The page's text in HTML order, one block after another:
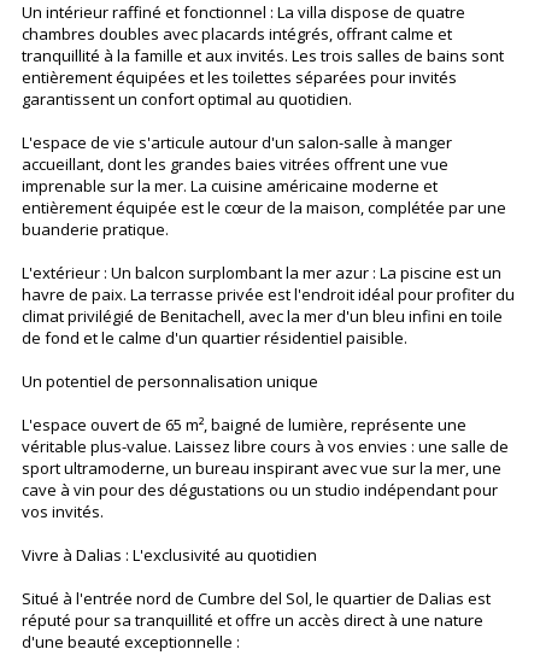
Un intérieur raffiné et fonctionnel : La villa dispose de quatre
chambres doubles avec placards intégrés, offrant calme et
tranquillité à la famille et aux invités. Les trois salles de bains sont
entièrement équipées et les toilettes séparées pour invités
garantissent un confort optimal au quotidien.
L'espace de vie s'articule autour d'un salon-salle à manger
accueillant, dont les grandes baies vitrées offrent une vue
imprenable sur la mer. La cuisine américaine moderne et
entièrement équipée est le cœur de la maison, complétée par une
buanderie pratique.
L'extérieur : Un balcon surplombant la mer azur : La piscine est un
havre de paix. La terrasse privée est l'endroit idéal pour profiter du
climat privilégié de Benitachell, avec la mer d'un bleu infini en toile
de fond et le calme d'un quartier résidentiel paisible.
Un potentiel de personnalisation unique
L'espace ouvert de 65 m², baigné de lumière, représente une
véritable plus-value. Laissez libre cours à vos envies : une salle de
sport ultramoderne, un bureau inspirant avec vue sur la mer, une
cave à vin pour des dégustations ou un studio indépendant pour
vos invités.
Vivre à Dalias : L'exclusivité au quotidien
Situé à l'entrée nord de Cumbre del Sol, le quartier de Dalias est
réputé pour sa tranquillité et offre un accès direct à une nature
d'une beauté exceptionnelle :